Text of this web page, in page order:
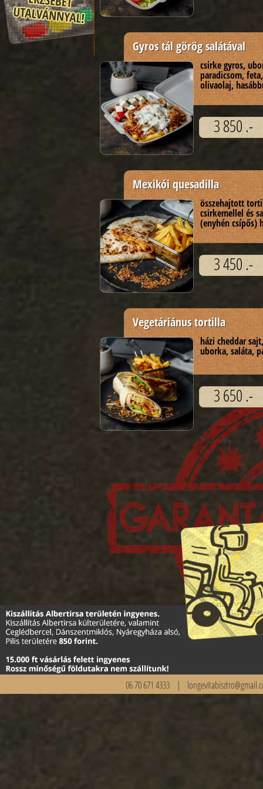
Gyros tál görög salátával
csirke gyros,
paradicsom,
olivaolaj,
3 850 .-
Mexikói quesadilla
összehajtott
csirkemellel és
(enyhén csípős)
3 450 .-
Vegetáriánus tortilla
házi cheddar
uborka, saláta,
3 650 .-
06 70 671 4333 |